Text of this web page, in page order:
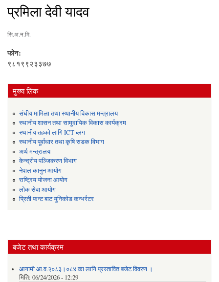
प्रमिला देवी यादव
सि.अ.न.मि.
फोन:
९८१९९२३३७७
मुख्य लिंक
संघीय मामिला तथा स्थानीय विकास मन्त्रालय
स्थानीय शासन तथा सामुदायिक विकास कार्यक्रम
स्थानीय तहको लागि ICT ब्लग
स्थानीय पूर्वाधार तथा कृषि सडक विभाग
अर्थ मन्त्रालय
केन्द्रीय पञ्जिकरण विभाग
नेपाल कानुन आयोग
राष्ट्रिय योजना आयोग
लोक सेवा आयोग
प्रिती फन्ट बाट युनिकोड कन्भर्रटर
बजेट तथा कार्यक्रम
आगामी आ.व.२०८३।०८४ का लागि प्रस्तावित बजेट विवरण ।
मिति: 06/24/2026 - 12:29